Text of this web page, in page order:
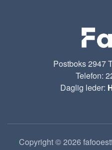
Postboks 2947
Telefon:
Daglig leder:
Copyright © 2026